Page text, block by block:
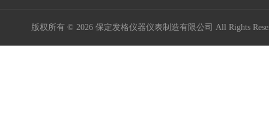
版权所有 © 2026 保定发格仪器仪表制造有限公司 All Rights